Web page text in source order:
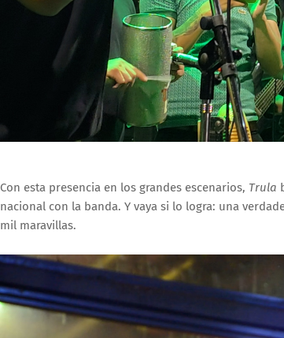
Con esta presencia en los grandes escenarios, Trula
nacional con la banda. Y vaya si lo logra: una
mil maravillas.